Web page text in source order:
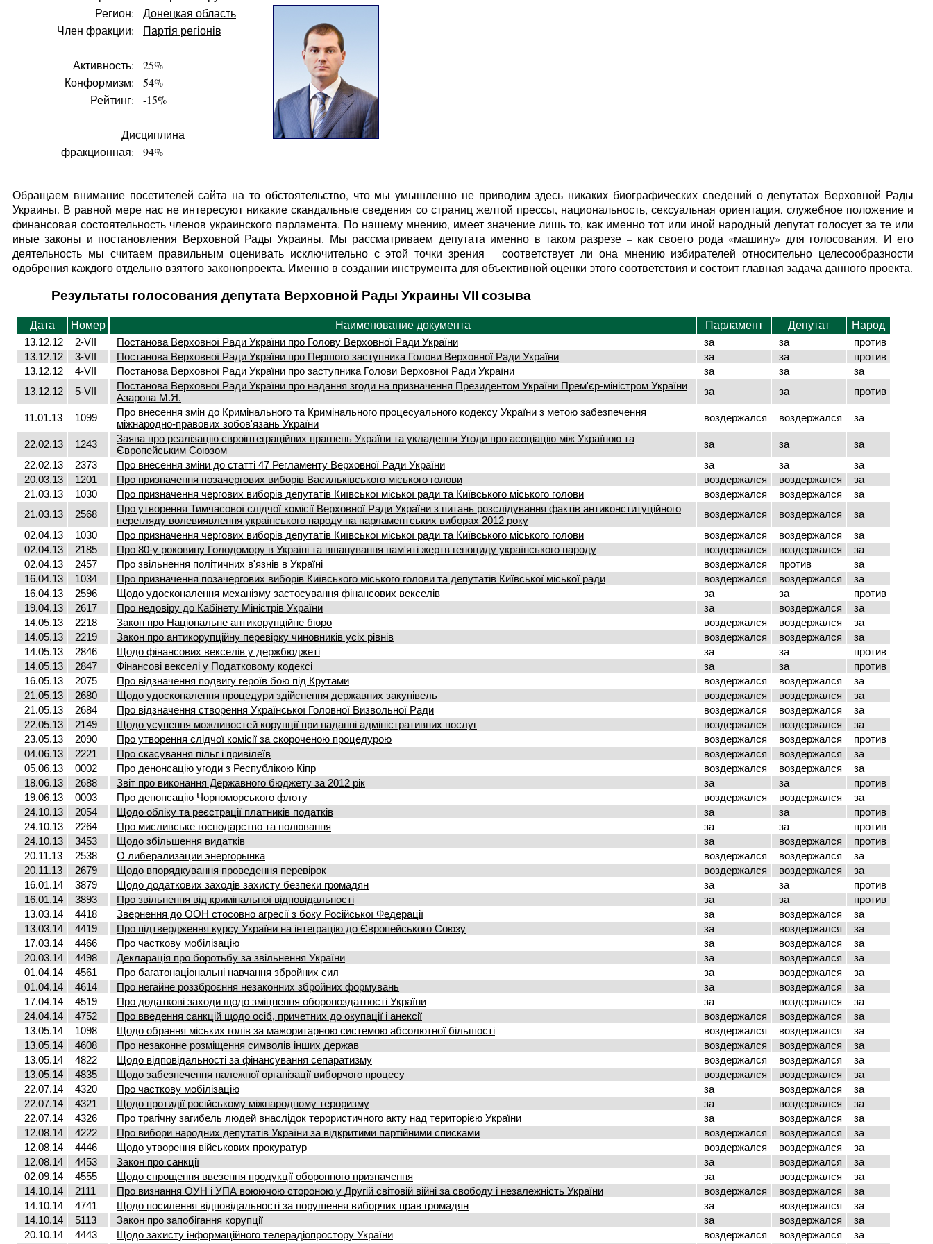
Регион:
Донецкая область
Член фракции:
Партія регіонів
Активность:
25%
Конформизм:
54%
Рейтинг:
-15%
Дисциплина
фракционная:
94%
Обращаем внимание посетителей сайта на то обстоятельство, что мы умышленно не приводим здесь никаких биографических сведений о депутатах Верховной Рады
Украины. В равной мере нас не интересуют никакие скандальные сведения со страниц желтой прессы, национальность, сексуальная ориентация, служебное положение и
финансовая состоятельность членов украинского парламента. По нашему мнению, имеет значение лишь то, как именно тот или иной народный депутат голосует за те или
иные законы и постановления Верховной Рады Украины. Мы рассматриваем депутата именно в таком разрезе – как своего рода «машину» для голосования. И его
деятельность мы считаем правильным оценивать исключительно с этой точки зрения – соответствует ли она мнению избирателей относительно целесообразности
одобрения каждого отдельно взятого законопроекта. Именно в создании инструмента для объективной оценки этого соответствия и состоит главная задача данного проекта.
Результаты голосования депутата Верховной Рады Украины VII созыва
Дата Номер Наименование документа Парламент Депутат
Народ
13.12.12
2-VII Постанова Верховної Ради України про Голову Верховної Ради України за за
против
13.12.12
3-VII Постанова Верховної Ради України про Першого заступника Голови Верховної Ради України за за
против
13.12.12
4-VII Постанова Верховної Ради України про заступника Голови Верховної Ради України за за
за
13.12.12
5-VII
Постанова Верховної Ради України про надання згоди на призначення Президентом України Прем'єр-міністром України
Азарова М.Я.
за за против
11.01.13 1099
Про внесення змін до Кримінального та Кримінального процесуального кодексу України з метою забезпечення
міжнародно-правових зобов'язань України
воздержался воздержался за
22.02.13 1243
Заява про реалізацію євроінтеграційних прагнень України та укладення Угоди про асоціацію між Україною та
Європейським Союзом
за за
за
22.02.13
2373 Про внесення зміни до статті 47 Регламенту Верховної Ради України за за
за
20.03.13
1201 Про призначення позачергових виборів Васильківського міського голови воздержался воздержался
за
21.03.13
1030 Про призначення чергових виборів депутатів Київської міської ради та Київського міського голови воздержался воздержался
за
21.03.13
2568
Про утворення Тимчасової слідчої комісії Верховної Ради України з питань розслідування фактів антиконституційного
перегляду волевиявлення українського народу на парламентських виборах 2012 року
воздержался воздержался
за
02.04.13
1030 Про призначення чергових виборів депутатів Київської міської ради та Київського міського голови воздержался воздержался
за
02.04.13
2185 Про 80-у роковину Голодомору в Україні та вшанування пам'яті жертв геноциду українського народу воздержался воздержался
за
02.04.13
2457 Про звільнення політичних в'язнів в Україні воздержался против
за
16.04.13
1034 Про призначення позачергових виборів Київського міського голови та депутатів Київської міської ради воздержался воздержался
за
16.04.13
2596 Щодо удосконалення механізму застосування фінансових векселів за за
против
19.04.13
2617 Про недовіру до Кабінету Міністрів України за воздержался
за
14.05.13
2218 Закон про Національне антикорупційне бюро воздержался воздержался
за
14.05.13
2219 Закон про антикорупційну перевірку чиновників усіх рівнів воздержался воздержался
за
14.05.13
2846 Щодо фінансових векселів у держбюджеті за за
против
14.05.13
2847 Фінансові векселі у Податковому кодексі за за
против
16.05.13
2075 Про відзначення подвигу героїв бою під Крутами воздержался воздержался
за
21.05.13
2680 Щодо удосконалення процедури здійснення державних закупівель воздержался воздержался
за
21.05.13
2684 Про відзначення створення Української Головної Визвольної Ради воздержался воздержался
за
22.05.13
2149 Щодо усунення можливостей корупції при наданні адміністративних послуг воздержался воздержался
за
23.05.13
2090 Про утворення слідчої комісії за скороченою процедурою воздержался воздержался
против
04.06.13
2221 Про скасування пільг і привілеїв воздержался воздержался
за
05.06.13
0002 Про денонсацію угоди з Республікою Кіпр воздержался воздержался
за
18.06.13
2688 Звіт про виконання Державного бюджету за 2012 рік за за
против
19.06.13
0003 Про денонсацію Чорноморського флоту воздержался воздержался
за
24.10.13
2054 Щодо обліку та реєстрації платників податків за за
против
24.10.13
2264 Про мисливське господарство та полювання за за
против
24.10.13
3453 Щодо збільшення видатків за воздержался
против
20.11.13
2538 О либерализации энергорынка воздержался воздержался
за
20.11.13
2679 Щодо впорядкування проведення перевірок воздержался воздержался
за
16.01.14
3879 Щодо додаткових заходів захисту безпеки громадян за за
против
16.01.14
3893 Про звільнення від кримінальної відповідальності за за
против
13.03.14
4418 Звернення до ООН стосовно агресії з боку Російської Федерації за воздержался
за
13.03.14
4419 Про підтвердження курсу України на інтеграцію до Європейського Союзу за воздержался
за
17.03.14
4466 Про часткову мобілізацію за воздержался
за
20.03.14
4498 Декларація про боротьбу за звільнення України за воздержался
за
01.04.14
4561 Про багатонаціональні навчання збройних сил за воздержался
за
01.04.14
4614 Про негайне роззброєння незаконних збройних формувань за воздержался
за
17.04.14
4519 Про додаткові заходи щодо зміцнення обороноздатності України за воздержался
за
24.04.14
4752 Про введення санкцій щодо осіб, причетних до окупації і анексії воздержался воздержался
за
13.05.14
1098 Щодо обрання міських голів за мажоритарною системою абсолютної більшості воздержался воздержался
за
13.05.14
4608 Про незаконне розміщення символів інших держав воздержался воздержался
за
13.05.14
4822 Щодо відповідальності за фінансування сепаратизму воздержался воздержался
за
13.05.14
4835 Щодо забезпечення належної організації виборчого процесу воздержался воздержался
за
22.07.14
4320 Про часткову мобілізацію за воздержался
за
22.07.14
4321 Щодо протидії російському міжнародному тероризму за воздержался
за
22.07.14
4326 Про трагічну загибель людей внаслідок терористичного акту над територією України за воздержался
за
12.08.14
4222 Про вибори народних депутатів України за відкритими партійними списками воздержался воздержался
за
12.08.14
4446 Щодо утворення військових прокуратур воздержался воздержался
за
12.08.14
4453 Закон про санкції за воздержался
за
02.09.14
4555 Щодо спрощення ввезення продукції оборонного призначення за воздержался
за
14.10.14
2111 Про визнання ОУН і УПА воюючою стороною у Другій світовій війні за свободу і незалежність України воздержался воздержался
за
14.10.14
4741 Щодо посилення відповідальності за порушення виборчих прав громадян за воздержался
за
14.10.14
5113 Закон про запобігання корупції за воздержался
за
20.10.14
4443 Щодо захисту інформаційного телерадіопростору України воздержался воздержался
за